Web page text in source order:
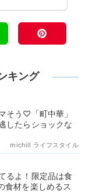
キング
そう♡「町中華」
したらショックな
michill ライフスタイル
るよ！限定品は食
食材を楽しめるス